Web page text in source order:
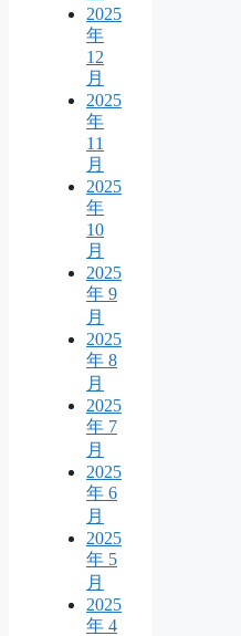
2025
年
12
月
2025
年
11
月
2025
年
10
月
2025
年 9
月
2025
年 8
月
2025
年 7
月
2025
年 6
月
2025
年 5
月
2025
年 4